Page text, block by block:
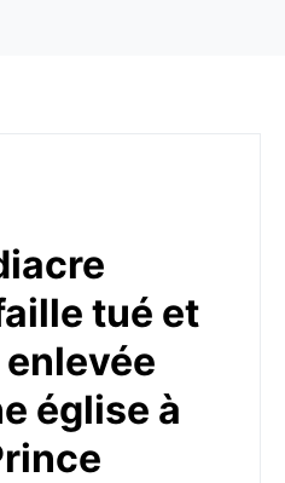
tué et
église à